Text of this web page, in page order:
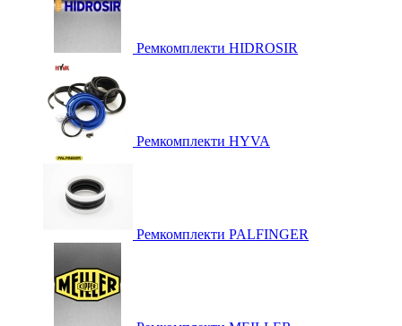
Ремкомплекти HIDROSIR
Ремкомплекти HYVA
Ремкомплекти PALFINGER